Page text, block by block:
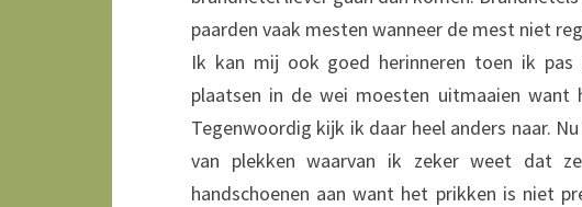
paarden vaak mesten wanneer de mest niet
Ik kan mij ook goed herinneren toen ik
plaatsen in de wei moesten uitmaaien
Tegenwoordig kijk ik daar heel anders naar.
van plekken waarvan ik zeker weet dat
handschoenen aan want het prikken is niet